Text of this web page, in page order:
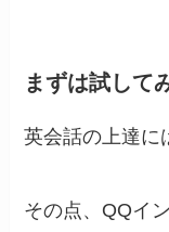
まずは試して
英会話の上達に
その点、QQイ